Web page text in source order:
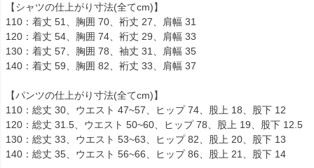
【シャツの仕上がり寸法(全てcm)】
110：着丈 51、胸囲 70、裄丈 27、肩幅 31
120：着丈 54、胸囲 74、裄丈 29、肩幅 33
130：着丈 57、胸囲 78、袖丈 31、肩幅 35
140：着丈 59、胸囲 82、裄丈 33、肩幅 37
【パンツの仕上がり寸法(全てcm)】
110：総丈 30、ウエスト 47~57、ヒップ 74、股上 18、股下 12
120：総丈 31.5、ウエスト 50~60、ヒップ 78、股上 19、股下 12.5
130：総丈 33、ウエスト 53~63、ヒップ 82、股上 20、股下 13
140：総丈 35、ウエスト 56~66、ヒップ 86、股上 21、股下 14